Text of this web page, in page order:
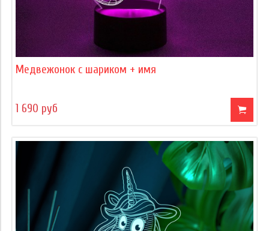
Медвежонок с шариком + имя
1 690 руб